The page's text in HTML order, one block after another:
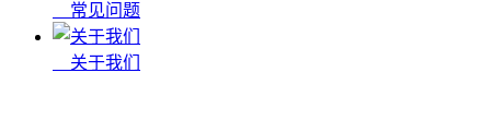
常见问题
关于我们